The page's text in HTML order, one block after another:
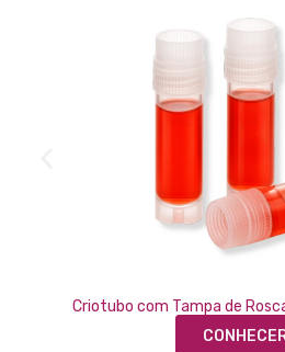
Criotubo com Tampa de